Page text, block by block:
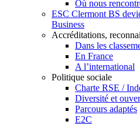
Où nous
ESC Clermont BS
Business
Accréditations,
Dans les
En France
A l’international
Politique sociale
Charte RSE /
Diversité et
Parcours adaptés
E2C